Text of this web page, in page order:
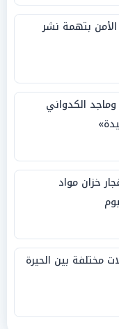
بتهمة نشر
وماجد الكدواني
خزان مواد
مختلفة بين الحيرة